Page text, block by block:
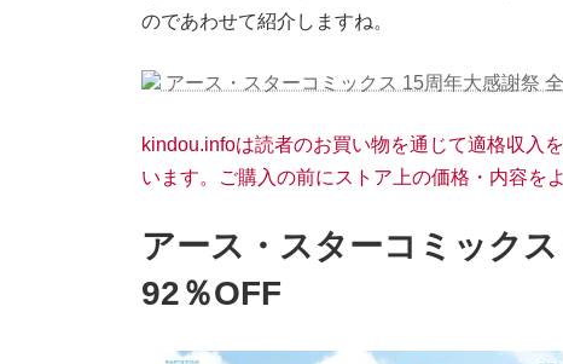
のであわせて紹介しますね。
アース・スターコミックス 15周年大感謝祭
kindou.infoは読者のお買い物を通じて適格収入
います。ご購入の前にストア上の価格・内容を
アース・スターコミック
92％OFF